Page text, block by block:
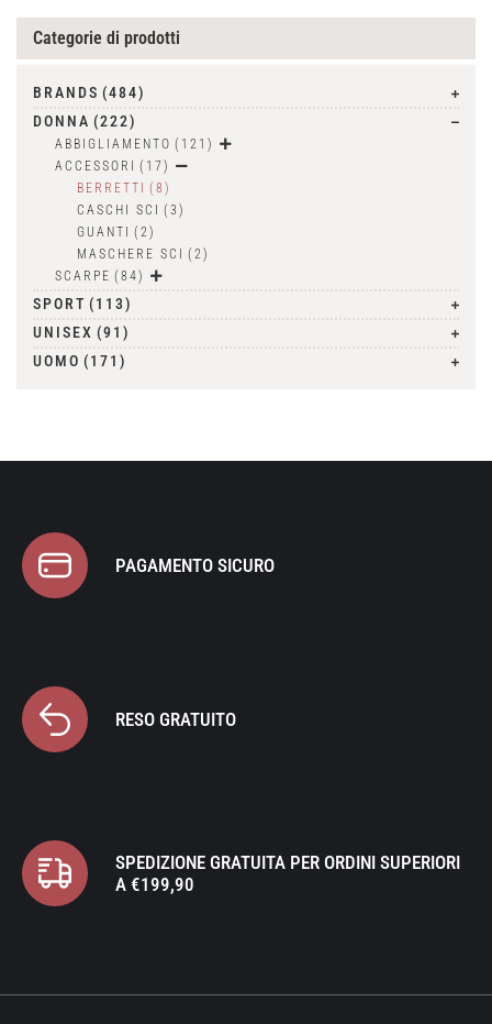
Categorie di prodotti
BRANDS (484)
DONNA (222)
ABBIGLIAMENTO (121)
ACCESSORI
(17)
BERRETTI
(8)
CASCHI SCI
(3)
GUANTI
(2)
MASCHERE SCI
(2)
SCARPE (84)
SPORT (113)
UNISEX (91)
UOMO (171)
PAGAMENTO SICURO
RESO GRATUITO
SPEDIZIONE GRATUITA PER ORDINI SUPERIORI
A €199,90